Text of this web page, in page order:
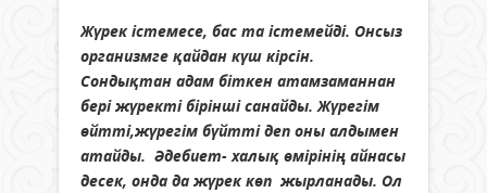
Жүрек істемесе, бас та істемейді. Онсыз
организмге қайдан күш кірсін.
Сондықтан адам біткен атамзаманнан
бері жүректі бірінші санайды. Жүрегім
өйтті,жүрегім бүйтті деп оны алдымен
атайды. Әдебиет- халық өмірінің айнасы
десек, онда да жүрек көп жырланады. Ол